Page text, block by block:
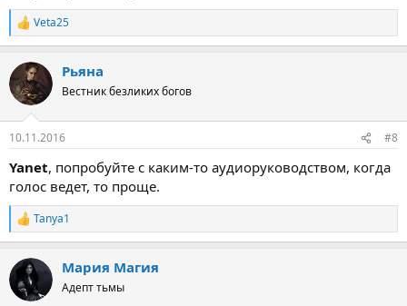
Р
е
к
ц
и
Veta25
Рьяна
Вестник безликих богов
10.11.2016 #8
Yanet, попробуйте с каким-то аудиоруководством, когда
голос ведет, то проще.
Р
е
к
ц
и
Tanya1
Мария Магия
Адепт тьмы